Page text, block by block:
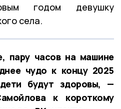
годом девушку
села.
пару часов на машине
чудо к концу 2025
будут здоровы, —
к короткому